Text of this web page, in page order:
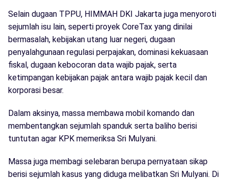
Selain dugaan TPPU, HIMMAH DKI Jakarta juga menyoroti
sejumlah isu lain, seperti proyek CoreTax yang dinilai
bermasalah, kebijakan utang luar negeri, dugaan
penyalahgunaan regulasi perpajakan, dominasi kekuasaan
fiskal, dugaan kebocoran data wajib pajak, serta
ketimpangan kebijakan pajak antara wajib pajak kecil dan
korporasi besar.
Dalam aksinya, massa membawa mobil komando dan
membentangkan sejumlah spanduk serta baliho berisi
tuntutan agar KPK memeriksa Sri Mulyani.
Massa juga membagi selebaran berupa pernyataan sikap
berisi sejumlah kasus yang diduga melibatkan Sri Mulyani. Di